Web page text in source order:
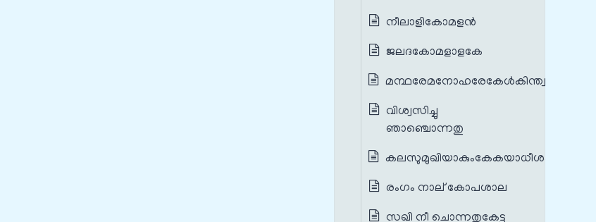
നീലാളികോമളന്‍
ജലദകോമളാളകേ
മന്ഥരേമനോഹരേകേള്‍കിന്ത്വഭിപ്രായം
വിശ്വസിച്ചു
ഞാഞ്ചൊന്നതു
കലസുമുഖിയാകുംകേകയാധീശകന്യാം
രംഗം നാല് കോപശാല
സഖി നീ ചൊന്നതുകേട്ടു